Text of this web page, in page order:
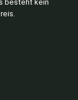
besteht kein